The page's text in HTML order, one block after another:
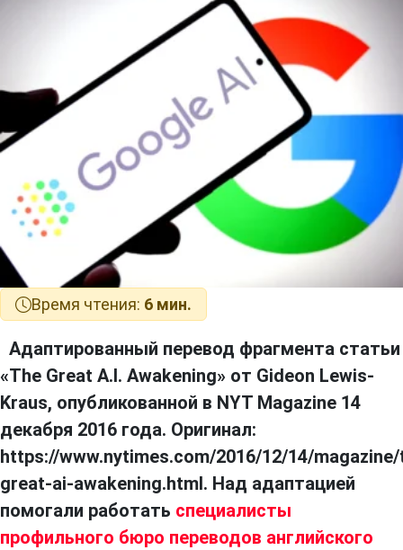
Время чтения: 6 мин.
Адаптированный перевод фрагмента статьи
«The Great A.I. Awakening» от Gideon Lewis-
Kraus, опубликованной в NYT Magazine 14
декабря 2016 года. Оригинал:
https://www.nytimes.com/2016/12/14/
great-ai-awakening.html. Над адаптацией
помогали работать специалисты
профильного бюро переводов английского